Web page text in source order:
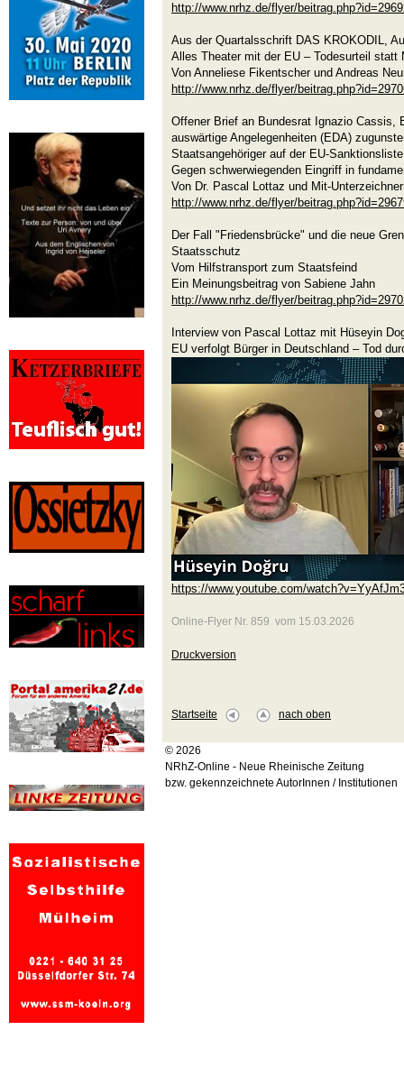
http://www.nrhz.de/flyer/
Aus der Quartalsschrift DAS KROKODIL,
Alles Theater mit der EU – Todesurteil statt
Von Anneliese Fikentscher und Andreas
http://www.nrhz.de/flyer/
Offener Brief an Bundesrat Ignazio Cassis,
auswärtige Angelegenheiten (EDA)
Staatsangehöriger auf der EU-
Gegen schwerwiegenden Eingriff in
Von Dr. Pascal Lottaz und Mit-
http://www.nrhz.de/flyer/
Der Fall "Friedensbrücke" und die neue
Staatsschutz
Vom Hilfstransport zum Staatsfeind
Ein Meinungsbeitrag von Sabiene Jahn
http://www.nrhz.de/flyer/
Interview von Pascal Lottaz mit Hüseyin
EU verfolgt Bürger in Deutschland – Tod
https://www.youtube.com/
Online-Flyer Nr. 859 vom 15.03.2026
Druckversion
Startseite nach oben
© 2026
NRhZ-Online - Neue Rheinische Zeitung
bzw. gekennzeichnete AutorInnen / Institutionen